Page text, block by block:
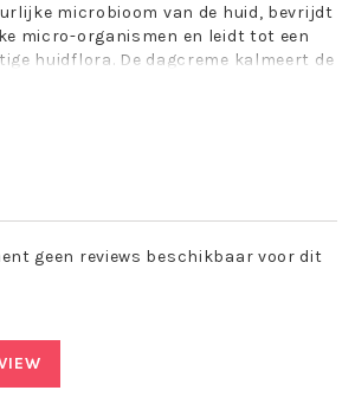
microbioom van de huid, bevrijdt
micro-organismen en leidt tot een
huidflora. De dagcreme kalmeert de
van de natuurlijke huidbarriere.
Day Cream
de (zeer) droge en gevoelige huid.
geen reviews beschikbaar voor dit